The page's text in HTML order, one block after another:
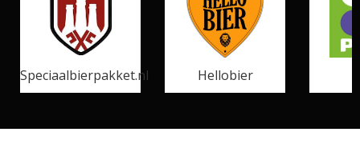
Speciaalbierpakket.nl Hellobier